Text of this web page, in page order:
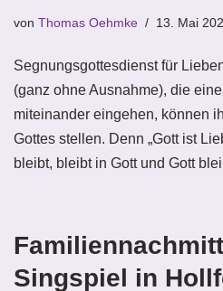
von Thomas Oehmke 13. Mai
Segnungsgottesdienst für
(ganz ohne Ausnahme), die
miteinander eingehen, können
Gottes stellen. Denn „Gott ist
bleibt, bleibt in Gott und Gott
Singspiel in